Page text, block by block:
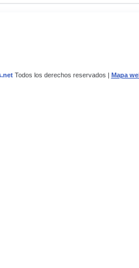
Todos los derechos reservados | Mapa